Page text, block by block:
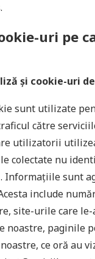
uri pe
și cookie-uri
sunt utilizate
către
utilizatorii
colectate nu
Informațiile sunt
include
site-urile care
noastre, paginile
ce oră au